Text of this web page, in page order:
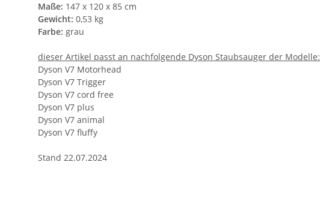
Maße: 147 x 120 x 85 cm
Gewicht: 0,53 kg
Farbe: grau
dieser Artikel passt an nachfolgende Dyson Staubsauger der Modelle:
Dyson V7 Motorhead
Dyson V7 Trigger
Dyson V7 cord free
Dyson V7 plus
Dyson V7 animal
Dyson V7 fluffy
Stand 22.07.2024